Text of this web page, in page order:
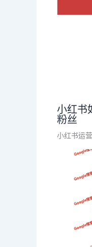
小红书
粉丝
小红书运营